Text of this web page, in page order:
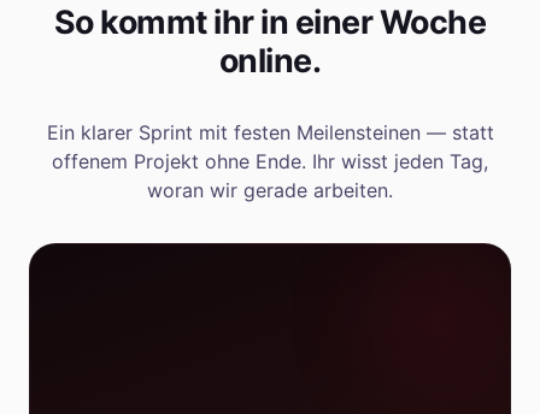
So kommt ihr in einer Woche
online.
Ein klarer Sprint mit festen Meilensteinen — statt
offenem Projekt ohne Ende. Ihr wisst jeden Tag,
woran wir gerade arbeiten.